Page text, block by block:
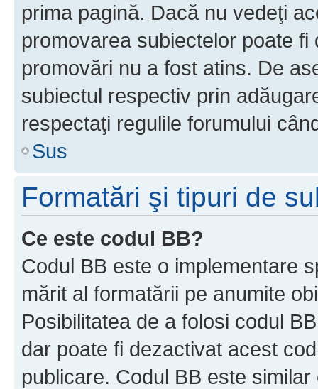
prima pagină. Dacă nu vedeţi
promovarea subiectelor poate
promovări nu a fost atins. De
subiectul respectiv prin
respectaţi regulile forumului
Sus
Formatări şi tipuri de
Ce este codul BB?
Codul BB este o implementare
mărit al formatării pe anumite
Posibilitatea de a folosi codul
dar poate fi dezactivat acest
publicare. Codul BB este